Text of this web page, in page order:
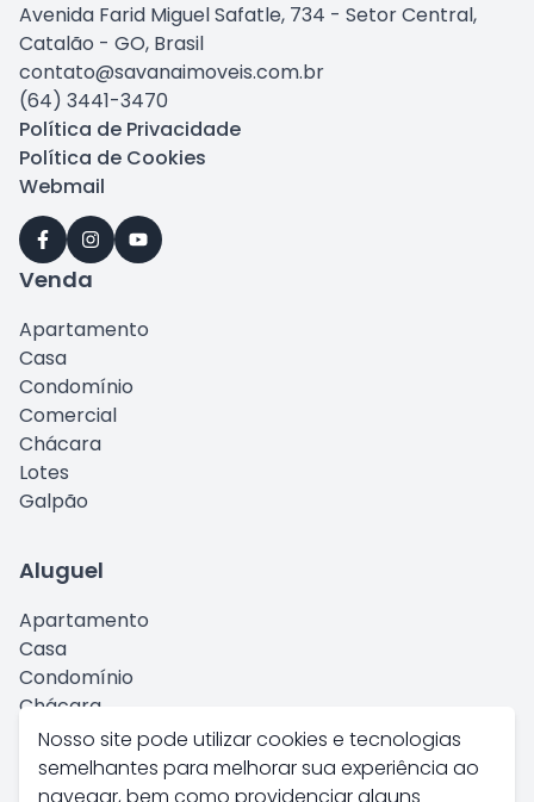
Nosso site pode utilizar cookies e tecnologias
semelhantes para melhorar sua experiência ao
Avenida Farid Miguel Safatle, 734 - Setor Central,
Catalão - GO, Brasil
contato@savanaimoveis.com.br
(64) 3441-3470
Política de Privacidade
Política de Cookies
Webmail
Venda
Apartamento
Casa
Condomínio
Comercial
Chácara
Lotes
Galpão
Aluguel
Apartamento
Casa
Condomínio
Chácara
Comercial
Kitnet
Galpão